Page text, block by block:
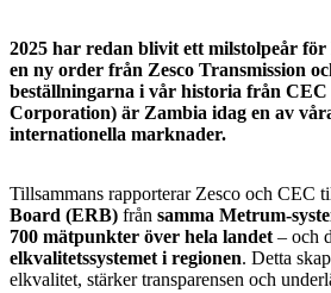
2025 har redan blivit ett milstolpeår
en ny order från Zesco Transmission
beställningarna i vår historia från
Corporation) är Zambia idag en av
internationella marknader.
Tillsammans rapporterar Zesco och CEC
Board (ERB) från samma Metrum-
700 mätpunkter över hela landet – och
elkvalitetssystemet i regionen. Detta
elkvalitet, stärker transparensen och